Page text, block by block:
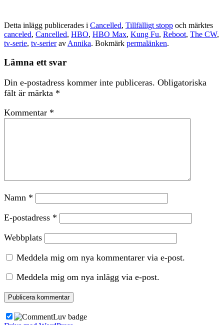
Detta inlägg publicerades i Cancelled, Tillfälligt stopp och märktes
canceled, Cancelled, HBO, HBO Max, Kung Fu, Reboot, The CW,
tv-serie, tv-serierav Annika. Bokmärk permalänken.
Lämna ett svar
Din e-postadress kommer inte publiceras. Obligatoriska
fält är märkta *
Kommentar *
Namn *
E-postadress *
Webbplats
Meddela mig om nya kommentarer via e-post.
Meddela mig om nya inlägg via e-post.